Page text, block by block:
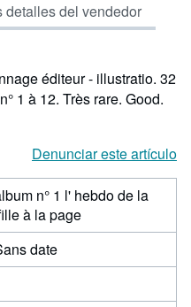
3
de
estrellas
detalles del vendedor
éditeur - illustratio. 32
1 à 12. Très rare. Good.
Denunciar este artículo
n° 1 l' hebdo de la
à la page
date